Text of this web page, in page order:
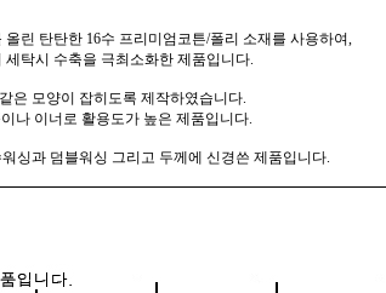
린 탄탄한 16수 프리미엄코튼/폴리 소재를 사용하여,
세탁시 수축을 극최소화한 제품입니다.
은 모양이 잡히도록 제작하였습니다.
나 이너로 활용도가 높은 제품입니다.
싱과 덤블워싱 그리고 두께에 신경쓴 제품입니다.